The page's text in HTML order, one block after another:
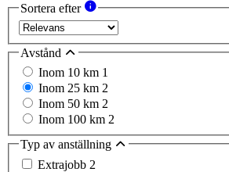
Sortera efter
Avstånd
Inom 10 km 1
Inom 25 km 2
Inom 50 km 2
Inom 100 km 2
Typ av anställning
Extrajobb 2